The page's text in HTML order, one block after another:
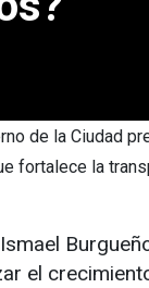
de la Ciudad
fortalece la
el